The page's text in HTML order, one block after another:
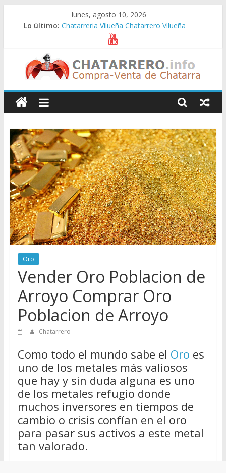
lunes, agosto 10, 2026
Lo último: Chatarreria Vilueña Chatarrero Vilueña
Chatarreria Zuera Chatarrero Zuera
Chatarreria Zaragoza Chatarrero Zaragoza
Chatarreria Zaida Chatarrero Zaida
Chatarreria Vistabella Chatarrero Vistabella
Chatarreros
–
Precio
de
Chatarra
Directorio
de
Chatarreros
para
vender
Chatarra
Oro
Vender Oro Poblacion de
Arroyo Comprar Oro
Poblacion de Arroyo
Chatarrero
Como todo el mundo sabe el Oro es
uno de los metales más valiosos
que hay y sin duda alguna es uno
de los metales refugio donde
muchos inversores en tiempos de
cambio o crisis confían en el oro
para pasar sus activos a este metal
tan valorado.